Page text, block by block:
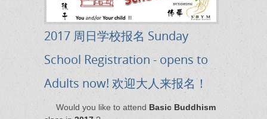
2017 周日学校报名 Sunday
School Registration - opens to
Adults now! 欢迎大人来报名！
Would you like to attend Basic Buddhism